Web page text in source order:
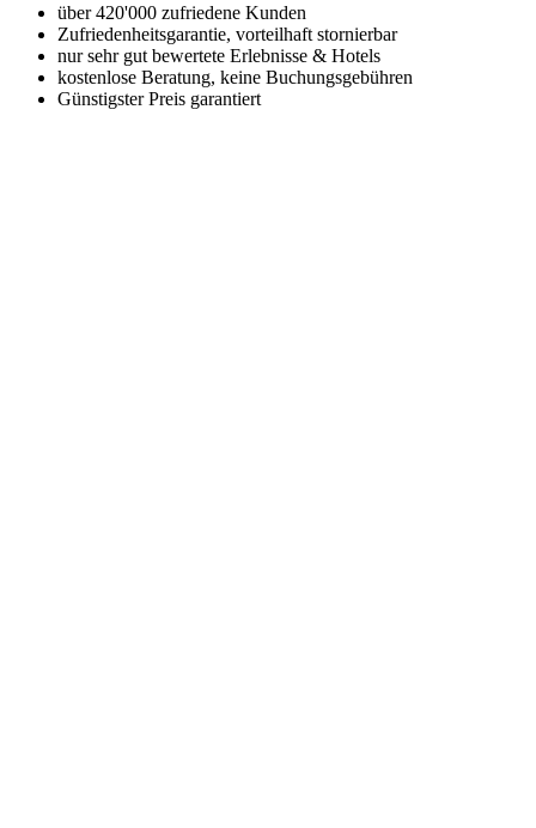
über 420'000 zufriedene Kunden
Zufriedenheitsgarantie, vorteilhaft stornierbar
nur sehr gut bewertete Erlebnisse & Hotels
kostenlose Beratung, keine Buchungsgebühren
Günstigster Preis garantiert